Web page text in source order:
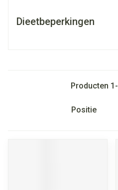
Dieetbeperkingen
Producten 1 -
Sorteer op: